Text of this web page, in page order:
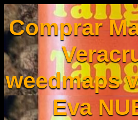
Comprar
weedmaps
Eva